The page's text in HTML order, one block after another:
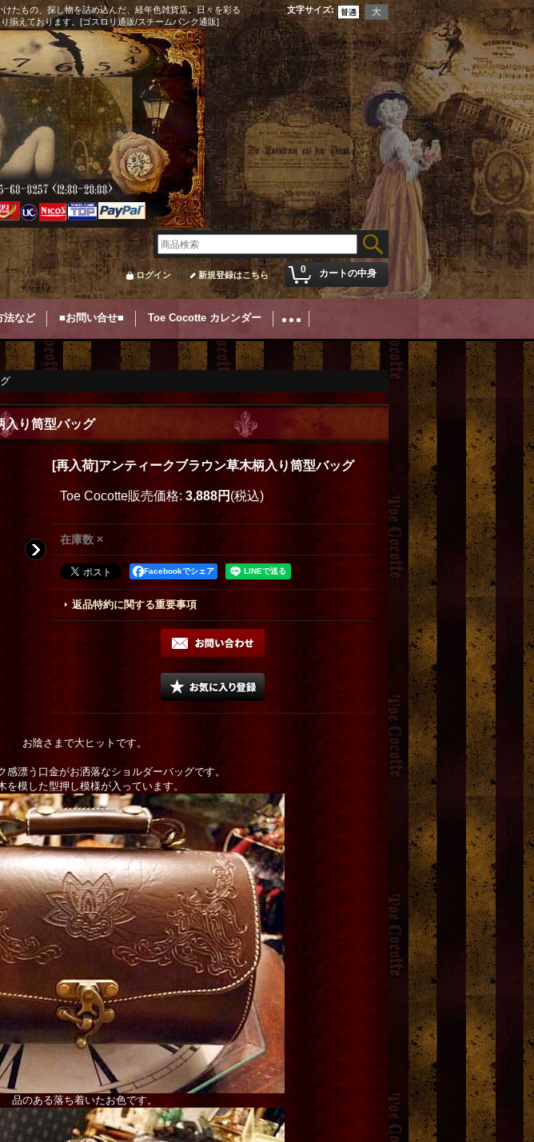
たもの、探し物を詰め込んだ、経年色雑貨店。日々を彩る
揃えております。[ゴスロリ通販/スチームパンク通販]
文字サイズ:
0 カートの中身
ログイン 新規登録はこちら
法など ■お問い合せ■ Toe Cocotte カレンダー
入り筒型バッグ
[再入荷]アンティークブラウン草木柄入り筒型バッグ
Toe Cocotte販売価格: 3,888円 (税込)
在庫数 ×
Facebookでシェア
返品特約に関する重要事項
お陰さまで大ヒットです。
感漂う口金がお洒落なショルダーバッグです。
を模した型押し模様が入っています。
品のある落ち着いたお色です。